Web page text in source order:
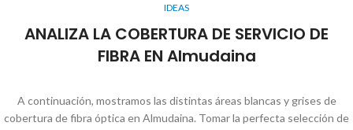
IDEAS
ANALIZA LA COBERTURA DE SERVICIO DE
FIBRA EN Almudaina
A continuación, mostramos las distintas áreas blancas y grises de
cobertura de fibra óptica en Almudaina. Tomar la perfecta selección de